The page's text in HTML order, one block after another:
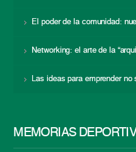
El poder de la comunidad:
Networking: el arte de la
Las ideas para emprender
MEMORIAS